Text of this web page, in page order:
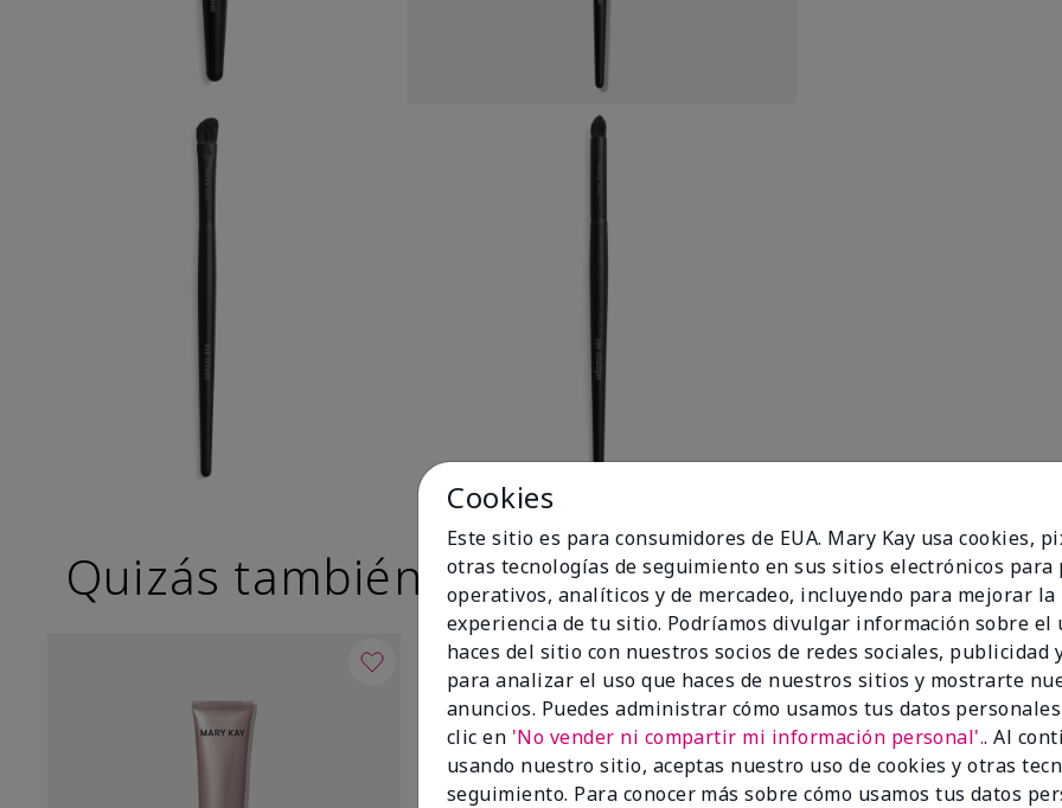
Quizás también te guste
Cookies
Este sitio es para consumidores de EUA. Mary Kay usa cookies,
otras tecnologías de seguimiento en sus sitios electrónicos para
operativos, analíticos y de mercadeo, incluyendo para mejorar la
experiencia de tu sitio. Podríamos divulgar información sobre el
haces del sitio con nuestros socios de redes sociales, publicidad
para analizar el uso que haces de nuestros sitios y mostrarte
anuncios. Puedes administrar cómo usamos tus datos
clic en 'No vender ni compartir mi información personal'.. Al
usando nuestro sitio, aceptas nuestro uso de cookies y otras
seguimiento. Para conocer más sobre cómo usamos tus datos